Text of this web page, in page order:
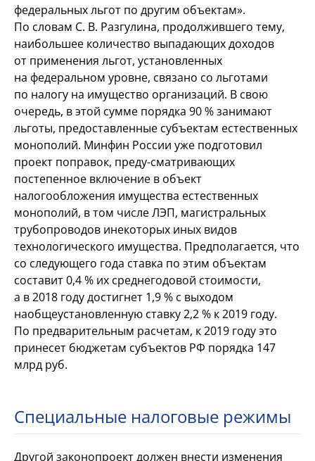
федеральных льгот по другим объектам».
По словам С. В. Разгулина, продолжившего тему,
наибольшее количество выпадающих доходов
от применения льгот, установленных
на федеральном уровне, связано со льготами
по налогу на имущество организаций. В свою
очередь, вэтой сумме порядка 90% занимают
льготы, предоставленные субъектам естественных
монополий. Минфин России уже подготовил
проект поправок, преду-сматривающих
постепенное включение в объект
налогообложения имущества естественных
монополий, втом числе ЛЭП, магистральных
трубопроводов инекоторых иных видов
технологического имущества. Предполагается, что
со следующего года ставка по этим объектам
составит 0,4% их среднегодовой стоимости,
а в2018 году достигнет 1,9% с выходом
наобщеустановленную ставку 2,2% к2019 году.
По предварительным расчетам, к2019 году это
принесет бюджетам субъектов РФ порядка 147
млрд руб.
Специальные налоговые режимы
Другой законопроект должен внести изменения